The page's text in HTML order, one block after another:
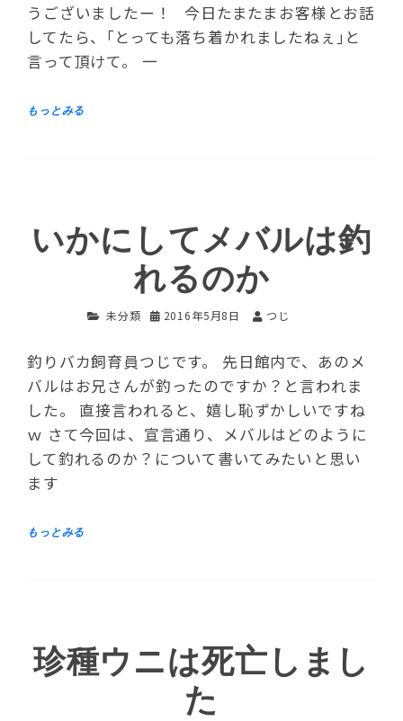
うございましたー！ 今日たまたまお客様とお話
してたら、｢とっても落ち着かれましたねぇ｣と
言って頂けて。 一
いかにしてメバルは釣
れるのか
未分類 2016年5月8日 つじ
釣りバカ飼育員つじです。 先日館内で、あのメ
バルはお兄さんが釣ったのですか？と言われま
した。 直接言われると、嬉し恥ずかしいですね
ｗ さて今回は、宣言通り、メバルはどのように
して釣れるのか？について書いてみたいと思い
ます
珍種ウニは死亡しまし
た